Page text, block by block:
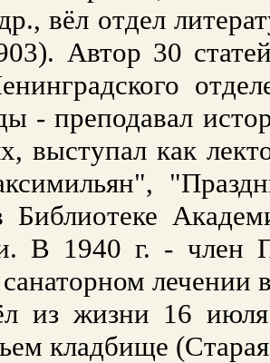
вёл отдел
Автор 30
- преподавал
выступал как
Библиотеке
В 1940 г. - член
санаторном лечении
жизни 16 июля
кладбище